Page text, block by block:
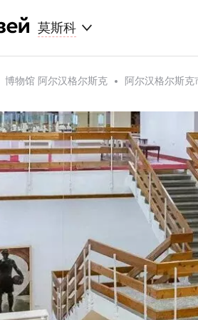
莫斯科
博物馆 阿尔汉格尔斯克 阿尔汉格尔斯克